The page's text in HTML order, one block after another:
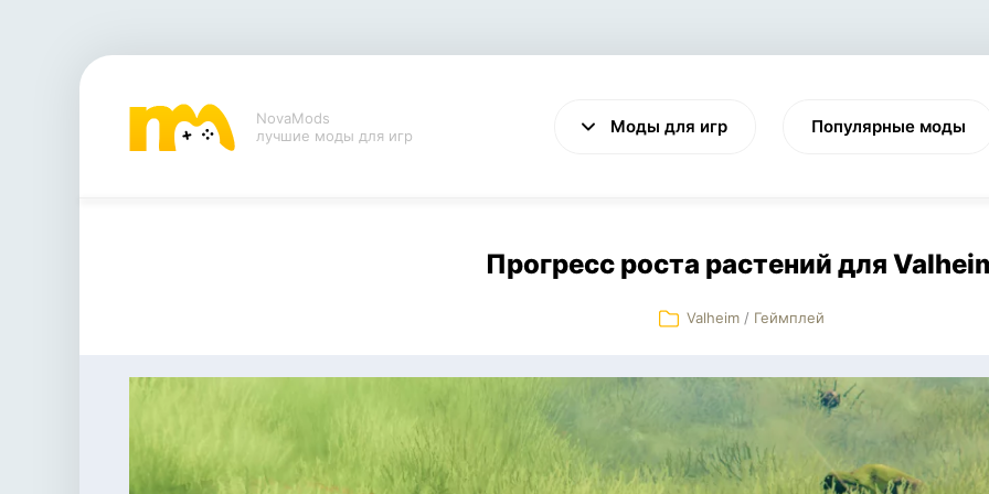
NovaMods
лучшие моды для игр
Моды для игр
VALHEIM
Популярные моды
Прогресс роста растений для
Valheim / Геймплей